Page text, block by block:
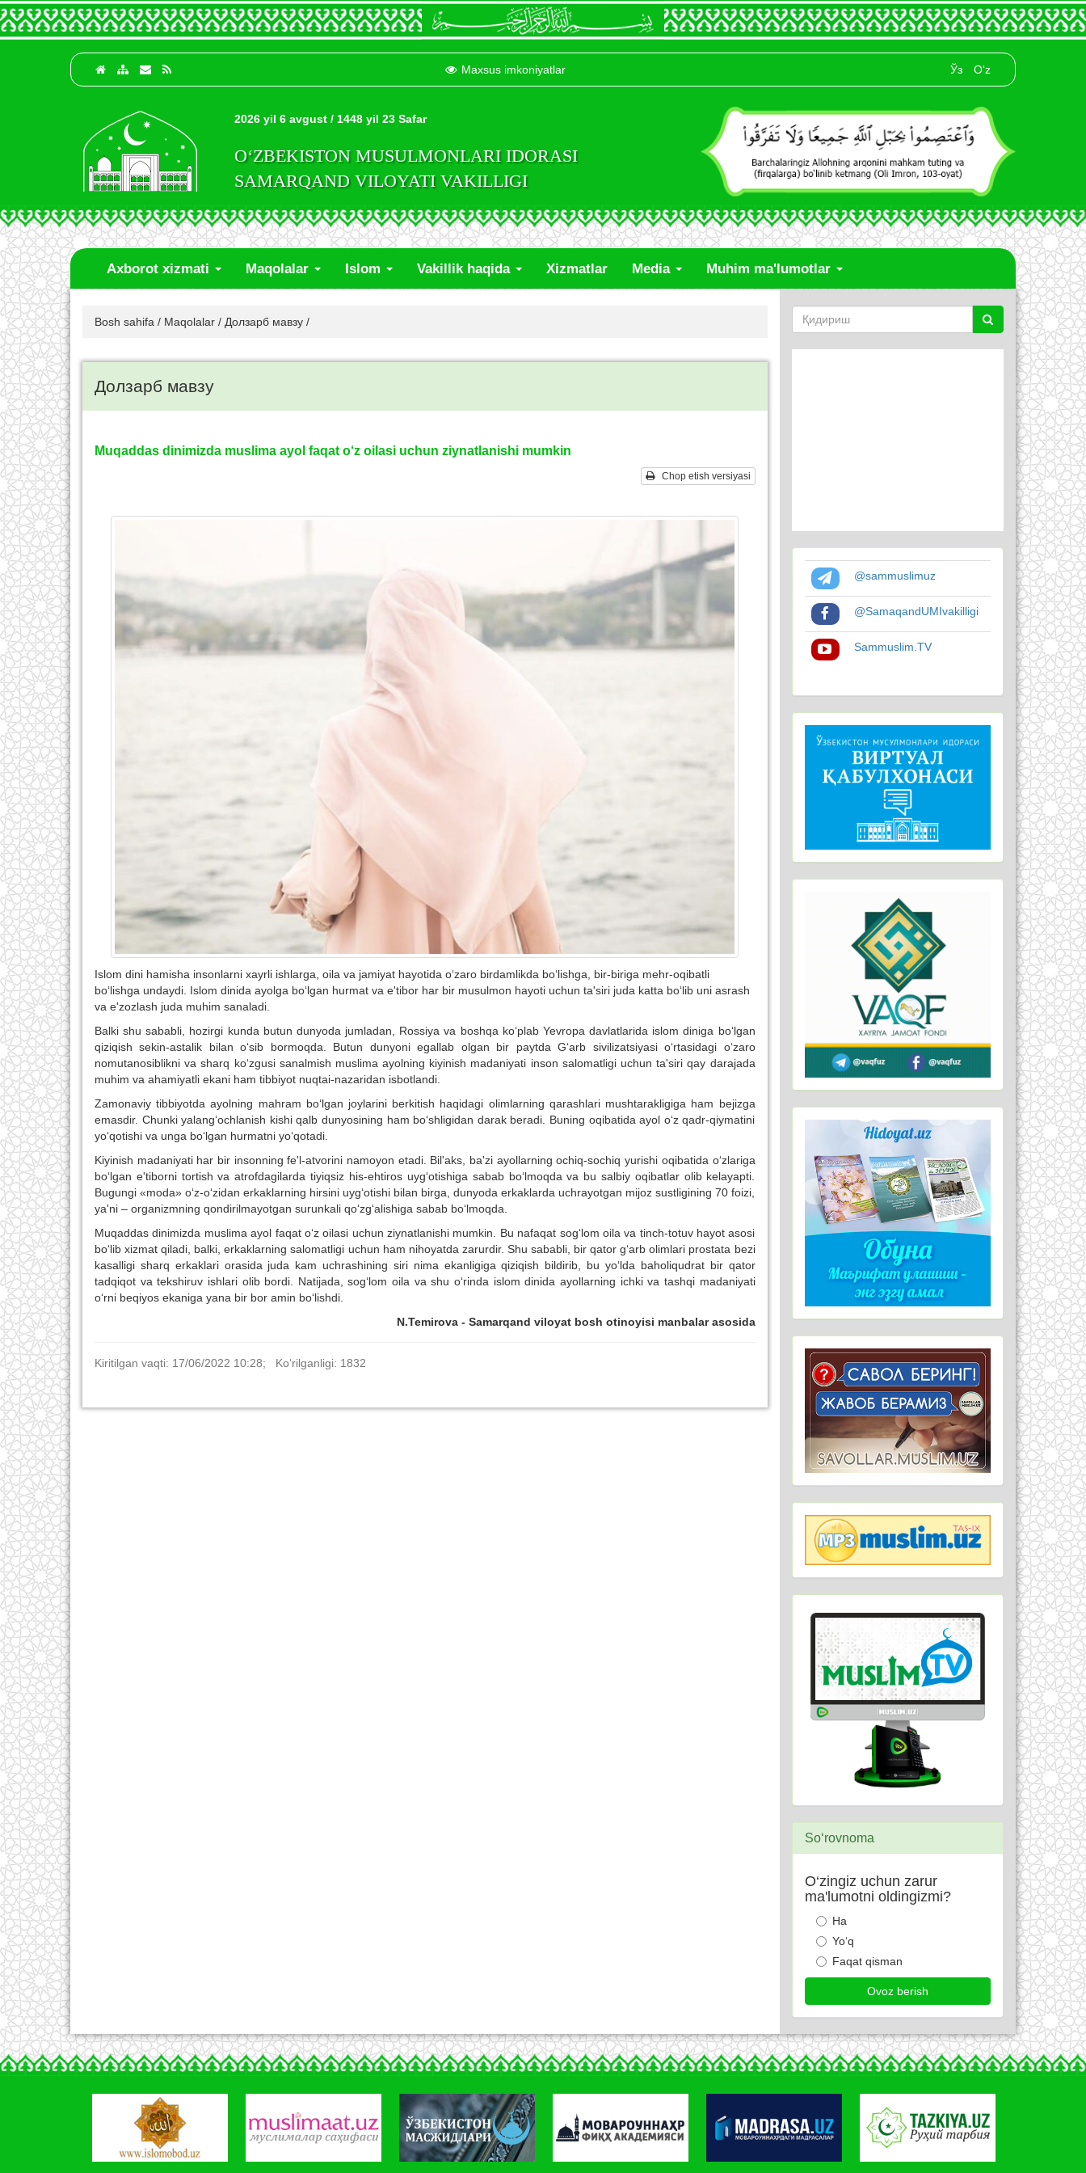
Maxsus imkoniyatlar Ўз O‘z
2026 yil 6 avgust / 1448 yil 23 Safar
O‘ZBEKISTON MUSULMONLARI IDORASI
SAMARQAND VILOYATI VAKILLIGI
Axborot xizmati Maqolalar Islom Vakillik haqida Xizmatlar Media Muhim ma'lumotlar
Bosh sahifa / Maqolalar / Долзарб мавзу /
Долзарб мавзу
Muqaddas dinimizda muslima ayol faqat o‘z oilasi uchun ziynatlanishi mumkin
Chop etish versiyasi
Islom dini hamisha insonlarni xayrli ishlarga, oila va jamiyat hayotida o‘zaro birdamlikda bo‘lishga, bir-biriga mehr-oqibatli
bo‘lishga undaydi. Islom dinida ayolga bo‘lgan hurmat va e'tibor har bir musulmon hayoti uchun ta'siri juda katta bo‘lib uni asrash
va e'zozlash juda muhim sanaladi.
Balki shu sababli, hozirgi kunda butun dunyoda jumladan, Rossiya va boshqa ko‘plab Yevropa davlatlarida islom diniga bo‘lgan
qiziqish sekin-astalik bilan o‘sib bormoqda. Butun dunyoni egallab olgan bir paytda G‘arb sivilizatsiyasi o‘rtasidagi o‘zaro
nomutanosiblikni va sharq ko‘zgusi sanalmish muslima ayolning kiyinish madaniyati inson salomatligi uchun ta'siri qay darajada
muhim va ahamiyatli ekani ham tibbiyot nuqtai-nazaridan isbotlandi.
Zamonaviy tibbiyotda ayolning mahram bo‘lgan joylarini berkitish haqidagi olimlarning qarashlari mushtarakligiga ham bejizga
emasdir. Chunki yalang‘ochlanish kishi qalb dunyosining ham bo‘shligidan darak beradi. Buning oqibatida ayol o‘z qadr-qiymatini
yo‘qotishi va unga bo‘lgan hurmatni yo‘qotadi.
Kiyinish madaniyati har bir insonning fe'l-atvorini namoyon etadi. Bil'aks, ba'zi ayollarning ochiq-sochiq yurishi oqibatida o‘zlariga
bo‘lgan e'tiborni tortish va atrofdagilarda tiyiqsiz his-ehtiros uyg‘otishiga sabab bo‘lmoqda va bu salbiy oqibatlar olib kelayapti.
Bugungi «moda» o‘z-o‘zidan erkaklarning hirsini uyg‘otishi bilan birga, dunyoda erkaklarda uchrayotgan mijoz sustligining 70 foizi,
ya'ni – organizmning qondirilmayotgan surunkali qo‘zg‘alishiga sabab bo‘lmoqda.
Muqaddas dinimizda muslima ayol faqat o‘z oilasi uchun ziynatlanishi mumkin. Bu nafaqat sog‘lom oila va tinch-totuv hayot asosi
bo‘lib xizmat qiladi, balki, erkaklarning salomatligi uchun ham nihoyatda zarurdir. Shu sababli, bir qator g‘arb olimlari prostata bezi
kasalligi sharq erkaklari orasida juda kam uchrashining siri nima ekanligiga qiziqish bildirib, bu yo‘lda baholiqudrat bir qator
tadqiqot va tekshiruv ishlari olib bordi. Natijada, sog‘lom oila va shu o‘rinda islom dinida ayollarning ichki va tashqi madaniyati
o‘rni beqiyos ekaniga yana bir bor amin bo‘lishdi.
N.Temirova - Samarqand viloyat bosh otinoyisi manbalar asosida
Kiritilgan vaqti: 17/06/2022 10:28; Ko‘rilganligi: 1832
@sammuslimuz
@SamaqandUMIvakilligi
Sammuslim.TV
So‘rovnoma
O‘zingiz uchun zarur
ma'lumotni oldingizmi?
Ha
Yo‘q
Faqat qisman